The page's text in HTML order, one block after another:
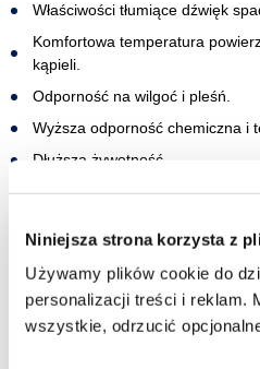
Niniejsza strona korzysta z
Używamy plików cookie do
personalizacji treści i reklam.
wszystkie, odrzucić
Właściwości tłumiące dźwięk
Komfortowa temperatura
kąpieli.
Odporność na wilgoć i pleśń.
Wyższa odporność chemiczna i
Dłuższa żywotność.
Niewielka waga ułatwiająca